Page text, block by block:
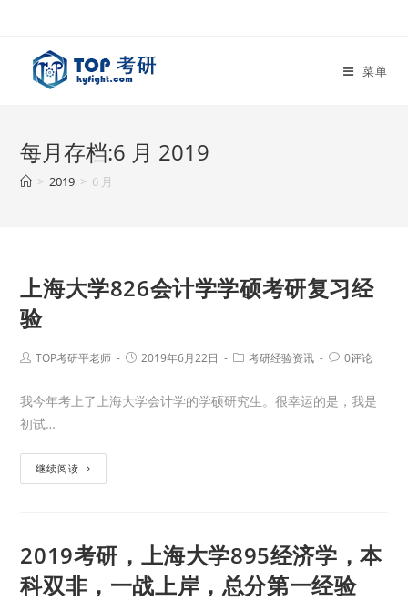
菜单
每月存档:6 月 2019
> 2019 > 6 月
上海大学826会计学学硕考研复习经
验
TOP考研平老师 2019年6月22日 考研经验资讯 0评论
我今年考上了上海大学会计学的学硕研究生。很幸运的是，我是
初试…
继续阅读
2019考研，上海大学895经济学，本
科双非，一战上岸，总分第一经验